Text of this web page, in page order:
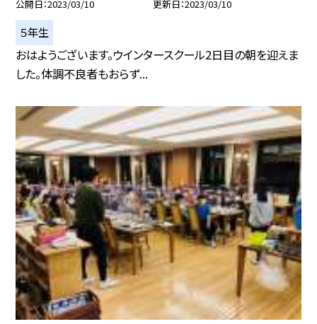
公開日 2023/03/10 更新日 2023/03/10
５年生
おはようございます。ウインタースクール2日目の朝を迎えま
した。体調不良者もおらず...